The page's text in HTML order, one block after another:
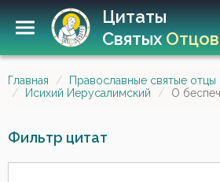
Цитаты
СвятыхОтцов
Главная
Православные святые отцы
Исихий Иерусалимский
О
Фильтр цитат